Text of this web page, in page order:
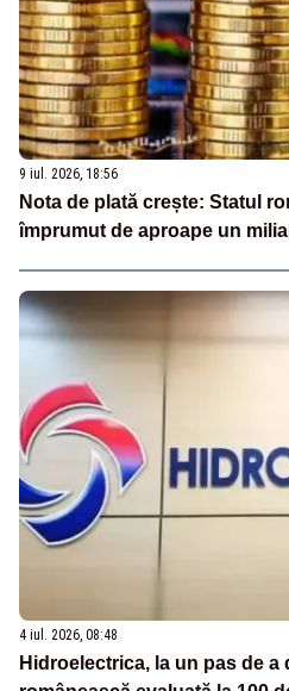
9 iul. 2026, 18:56
Nota de plată crește: Statul
împrumut de aproape un
4 iul. 2026, 08:48
Hidroelectrica, la un pas de